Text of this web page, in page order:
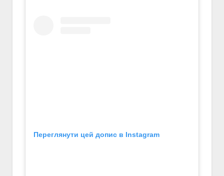
Переглянути цей допис в Instagram